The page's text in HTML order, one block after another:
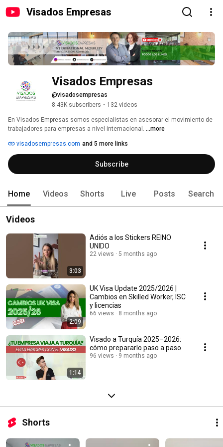
Visados Empresas
Visados Empresas
@visadosempresas
8.43K subscribers • 132 videos
En Visados Empresas somos especialistas en asesorar el movimiento de
trabajadores para empresas a nivel internacional. ...more
visadosempresas.com and 5 more links
Subscribe
Home Videos Shorts Live Posts Search
Videos
3:03
Adiós a los Stickers REINO
UNIDO
22 views 5 months ago
2:09
UK Visa Update 2025/2026 |
Cambios en Skilled Worker, ISC
y licencias
66 views 8 months ago
1:14
Visado a Turquía 2025–2026:
cómo prepararlo paso a paso
96 views 9 months ago
Shorts